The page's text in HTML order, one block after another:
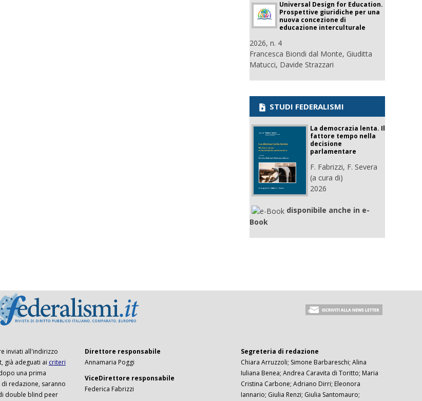
Universal Design for Education.
Prospettive giuridiche per una
nuova concezione di
educazione interculturale
2026, n. 4
Francesca Biondi dal Monte, Giuditta
Matucci, Davide Strazzari
STUDI FEDERALISMI
La democrazia lenta. Il
fattore tempo nella
decisione
parlamentare
F. Fabrizzi, F. Severa
(a cura di)
2026
disponibile anche in e-
Book
inviati all'indirizzo
già adeguati ai criteri
una prima
redazione, saranno
double blind peer
Direttore responsabile
Annamaria Poggi
ViceDirettore responsabile
Federica Fabrizzi
Segreteria di redazione
Chiara Arruzzoli; Simone Barbareschi; Alina
Iuliana Benea; Andrea Caravita di Toritto; Maria
Cristina Carbone; Adriano Dirri; Eleonora
Iannario; Giulia Renzi; Giulia Santomauro;